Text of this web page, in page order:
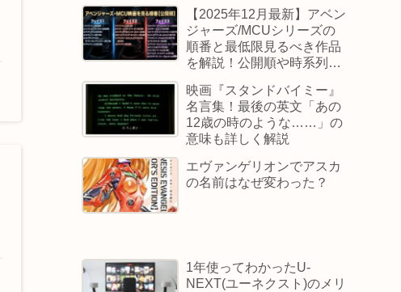
【2025年12月最新】アベン
ジャーズ/MCUシリーズの
順番と最低限見るべき作品
を解説！公開順や時系列順
映画『スタンドバイミー』
名言集！最後の英文「あの
12歳の時のような……」の
意味も詳しく解説
エヴァンゲリオンでアスカ
の名前はなぜ変わった？
1年使ってわかったU-
NEXT(ユーネクスト)のメリ